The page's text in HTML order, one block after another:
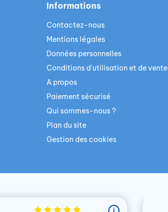
Informations
Contactez-nous
Mentions légales
Données personnelles
Conditions d'utilisation et de vente
A propos
Paiement sécurisé
Qui sommes-nous ?
Plan du site
Gestion des cookies